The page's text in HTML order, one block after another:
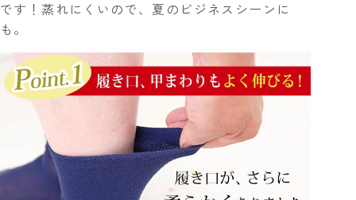
です！蒸れにくいので、夏のビジネスシーンに
も。